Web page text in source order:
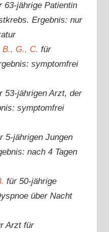
63-jährige Patientin
Ergebnis: nur
B., G., C. für
symptomfrei
53-jährigen Arzt, der
symptomfrei
5-jährigen Jungen
nach 4 Tagen
für 50-jährige
über Nacht
Arzt für